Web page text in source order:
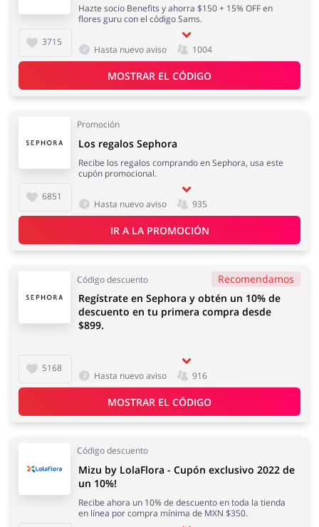
3715
Hazte socio Benefits y ahorra $150 + 15% OFF en
flores guru con el código Sams.
Hasta nuevo aviso 1004
MOSTRAR EL CÓDIGO
Promoción
6851
Los regalos Sephora
Recibe los regalos comprando en Sephora, usa este
cupón promocional.
Hasta nuevo aviso 935
IR A LA PROMOCIÓN
Código descuento Recomendamos
5168
Regístrate en Sephora y obtén un 10% de
descuento en tu primera compra desde
$899.
Hasta nuevo aviso 916
MOSTRAR EL CÓDIGO
Código descuento
Mizu by LolaFlora - Cupón exclusivo 2022 de
un 10%!
Recibe ahora un 10% de descuento en toda la tienda
en línea por compra mínima de MXN $350.